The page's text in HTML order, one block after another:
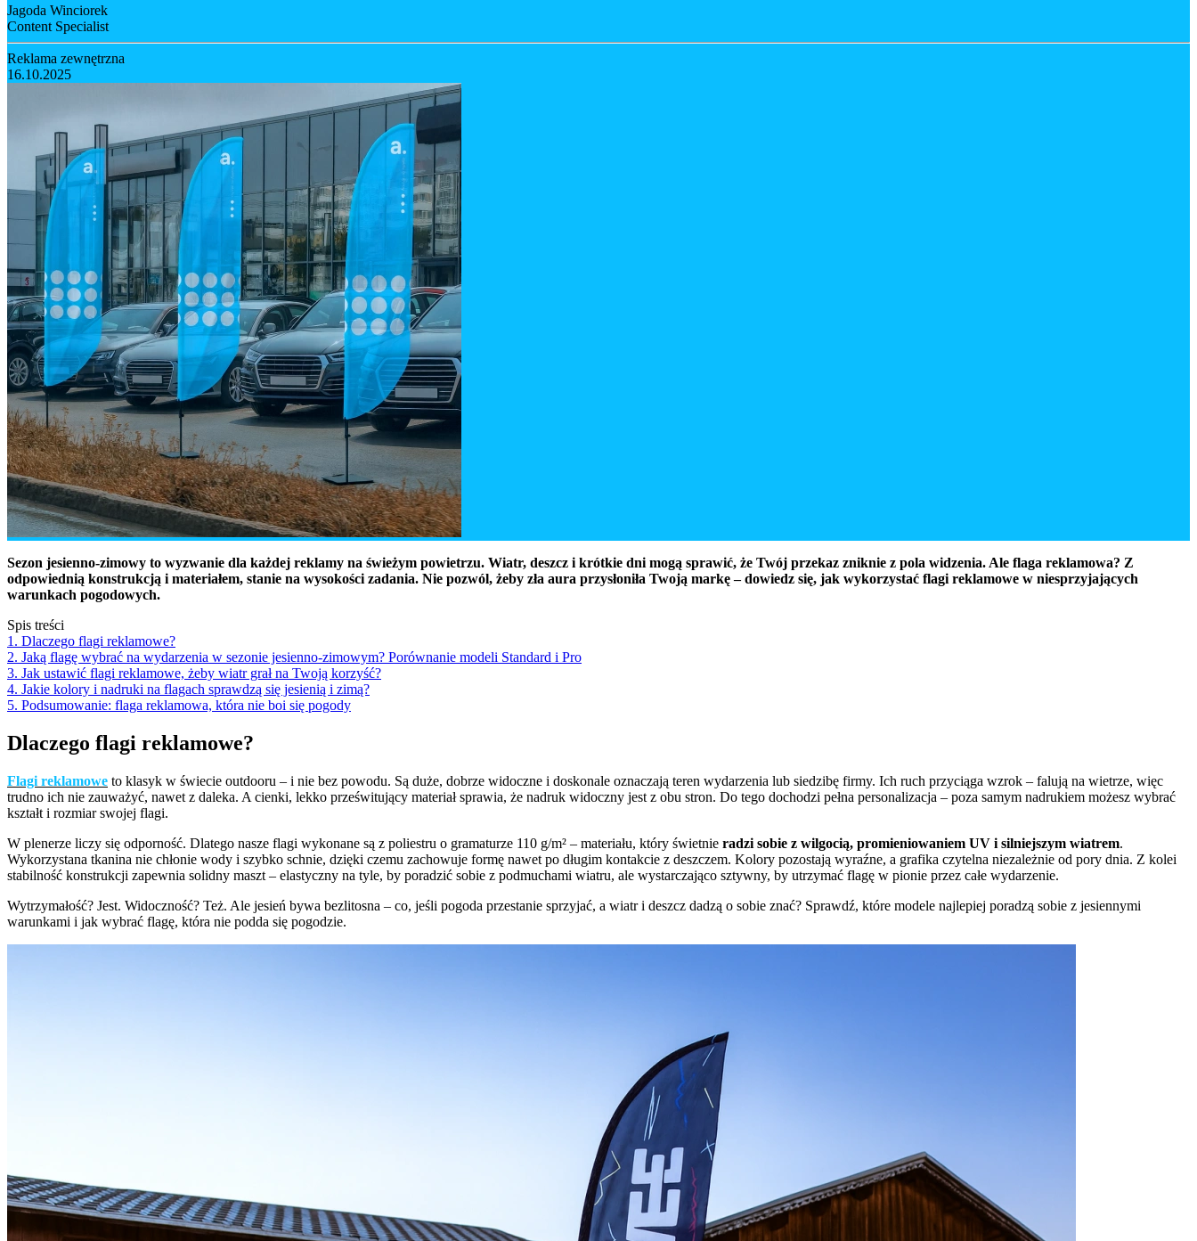
Jagoda Winciorek
Content Specialist
Reklama zewnętrzna
16.10.2025
Sezon jesienno-zimowy to wyzwanie dla każdej reklamy na świeżym powietrzu. Wiatr, deszcz i krótkie dni mogą sprawić, że Twój przekaz zniknie z pola widzenia. Ale flaga reklamowa? Z
odpowiednią konstrukcją i materiałem, stanie na wysokości zadania. Nie pozwól, żeby zła aura przysłoniła Twoją markę – dowiedz się, jak wykorzystać flagi reklamowe w niesprzyjających
warunkach pogodowych.
Spis treści
1. Dlaczego flagi reklamowe?
2. Jaką flagę wybrać na wydarzenia w sezonie jesienno-zimowym? Porównanie modeli Standard i Pro
3. Jak ustawić flagi reklamowe, żeby wiatr grał na Twoją korzyść?
4. Jakie kolory i nadruki na flagach sprawdzą się jesienią i zimą?
5. Podsumowanie: flaga reklamowa, która nie boi się pogody
Dlaczego flagi reklamowe?
Flagi reklamowe to klasyk w świecie outdooru – i nie bez powodu. Są duże, dobrze widoczne i doskonale oznaczają teren wydarzenia lub siedzibę firmy. Ich ruch przyciąga wzrok – falują na wietrze, więc
trudno ich nie zauważyć, nawet z daleka. A cienki, lekko prześwitujący materiał sprawia, że nadruk widoczny jest z obu stron. Do tego dochodzi pełna personalizacja – poza samym nadrukiem możesz wybrać
kształt i rozmiar swojej flagi.
W plenerze liczy się odporność. Dlatego nasze flagi wykonane są z poliestru o gramaturze 110 g/m² – materiału, który świetnie radzi sobie z wilgocią, promieniowaniem UV i silniejszym wiatrem.
Wykorzystana tkanina nie chłonie wody i szybko schnie, dzięki czemu zachowuje formę nawet po długim kontakcie z deszczem. Kolory pozostają wyraźne, a grafika czytelna niezależnie od pory dnia. Z kolei
stabilność konstrukcji zapewnia solidny maszt – elastyczny na tyle, by poradzić sobie z podmuchami wiatru, ale wystarczająco sztywny, by utrzymać flagę w pionie przez całe wydarzenie.
Wytrzymałość? Jest. Widoczność? Też. Ale jesień bywa bezlitosna – co, jeśli pogoda przestanie sprzyjać, a wiatr i deszcz dadzą o sobie znać? Sprawdź, które modele najlepiej poradzą sobie z jesiennymi
warunkami i jak wybrać flagę, która nie podda się pogodzie.